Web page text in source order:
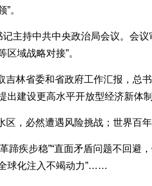
。
主持中共中央政治局会议。会
域战略对接”。
吉林省委和省政府工作汇报，总
出建设更高水平开放型经济新体
区，必然遭遇风险挑战；世界百
蹄疾步稳”“直面矛盾问题不回避
球化注入不竭动力”……